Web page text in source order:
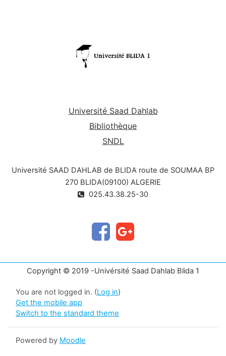
Université Saad Dahlab
Bibliothèque
SNDL
Université SAAD DAHLAB de BLIDA route de SOUMAA BP
270 BLIDA(09100) ALGERIE
025.43.38.25-30
Copyright © 2019 -Univérsité Saad Dahlab Blida 1
You are not logged in. (Log in)
Get the mobile app
Switch to the standard theme
Powered by Moodle